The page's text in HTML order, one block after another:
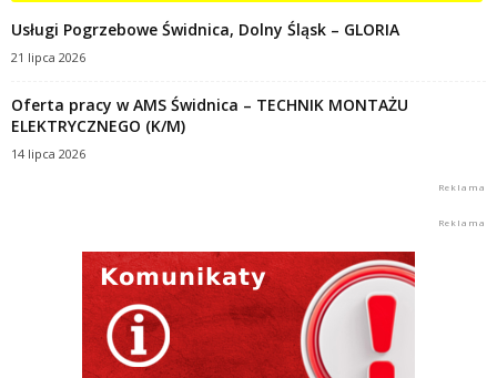
Usługi Pogrzebowe Świdnica, Dolny Śląsk – GLORIA
21 lipca 2026
Oferta pracy w AMS Świdnica – TECHNIK MONTAŻU
ELEKTRYCZNEGO (K/M)
14 lipca 2026